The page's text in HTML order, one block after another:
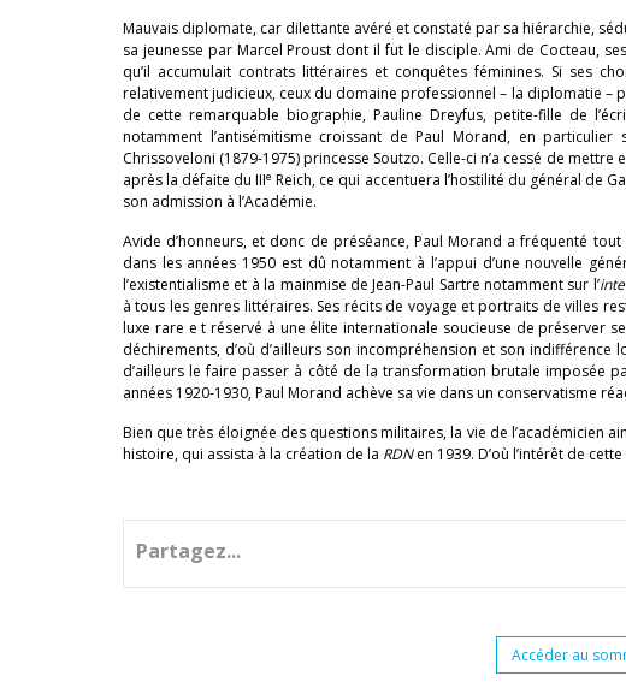
Mauvais diplomate, car dilettante avéré et constaté par sa hiérarchie,
sa jeunesse par Marcel Proust dont il fut le disciple. Ami de Cocteau,
qu’il accumulait contrats littéraires et conquêtes féminines. Si ses
relativement judicieux, ceux du domaine professionnel – la diplomatie
de cette remarquable biographie, Pauline Dreyfus, petite-fille de
notamment l’antisémitisme croissant de Paul Morand, en
Chrissoveloni (1879-1975) princesse Soutzo. Celle-ci n’a cessé de
après la défaite du IIIe Reich, ce qui accentuera l’hostilité du général de
son admission à l’Académie.
Avide d’honneurs, et donc de préséance, Paul Morand a fréquenté
dans les années 1950 est dû notamment à l’appui d’une nouvelle
l’existentialisme et à la mainmise de Jean-Paul Sartre notamment sur l’
à tous les genres littéraires. Ses récits de voyage et portraits de villes
luxe rare e t réservé à une élite internationale soucieuse de préserver
déchirements, d’où d’ailleurs son incompréhension et son indifférence
d’ailleurs le faire passer à côté de la transformation brutale imposée
années 1920-1930, Paul Morand achève sa vie dans un conservatisme
Bien que très éloignée des questions militaires, la vie de
histoire, qui assista à la création de la RDNen 1939. D’où l’intérêt de
Partagez...
Accéder au